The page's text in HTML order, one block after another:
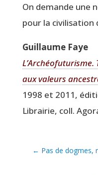
On demande une
pour la civi­li­sa­tion
Guillaume Faye
aux valeurs
1998 et 2011,
Librai­rie, coll.
← Pas de dogmes,